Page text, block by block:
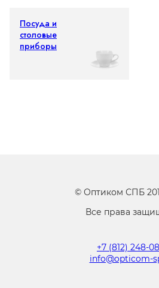
Посуда и
столовые
приборы
© Оптиком СПБ
Все права
+7 (812) 248-
info@opticom-